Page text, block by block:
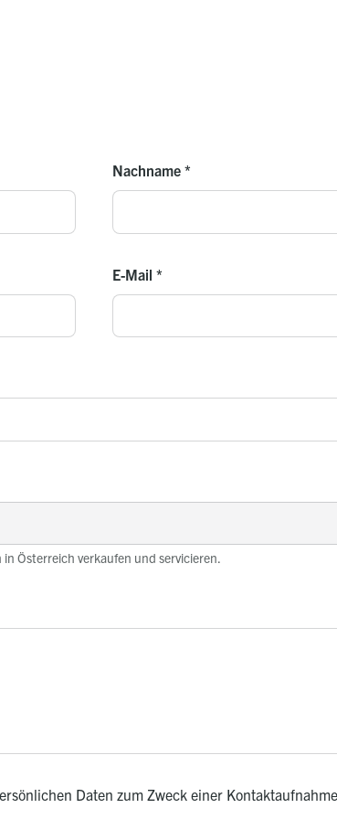
Nachname *
E-Mail *
Österreich verkaufen und servicieren.
Daten zum Zweck einer